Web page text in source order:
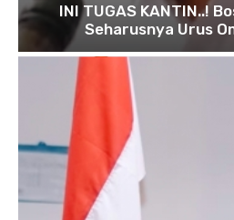
INI TUGAS KANTIN..!
Seharusnya Urus